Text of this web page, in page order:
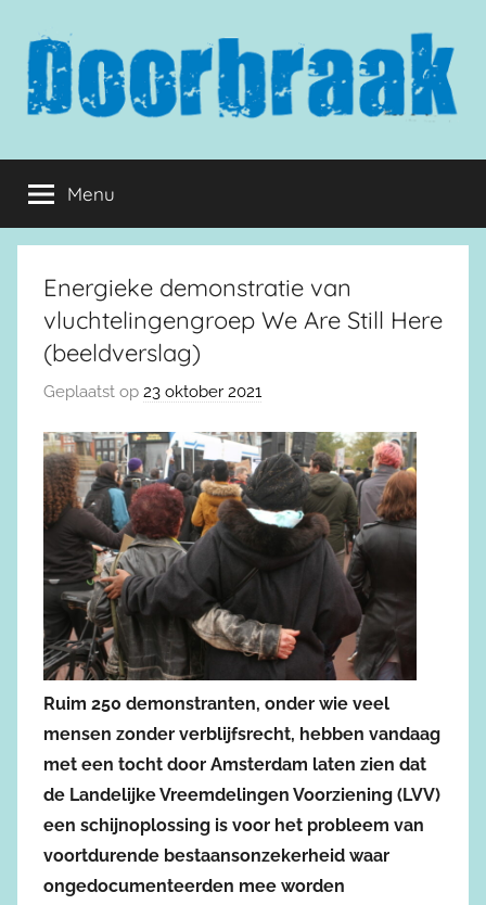
inhoud
springen
Doorbraak.eu
Menu
Energieke demonstratie van
vluchtelingengroep We Are Still Here
(beeldverslag)
Geplaatst op 23 oktober 2021
Ruim 250 demonstranten, onder wie veel
mensen zonder verblijfsrecht, hebben vandaag
met een tocht door Amsterdam laten zien dat
de Landelijke Vreemdelingen Voorziening (LVV)
een schijnoplossing is voor het probleem van
voortdurende bestaansonzekerheid waar
ongedocumenteerden mee worden